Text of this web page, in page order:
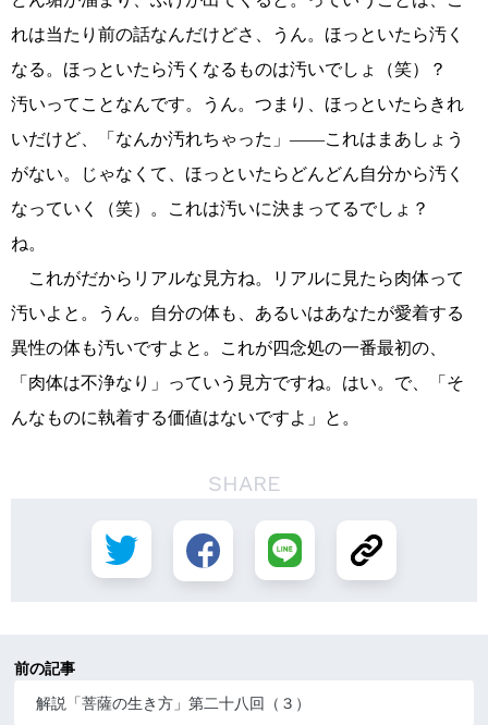
れは当たり前の話なんだけどさ、うん。ほっといたら汚く
なる。ほっといたら汚くなるものは汚いでしょ（笑）？
汚いってことなんです。うん。つまり、ほっといたらきれ
いだけど、「なんか汚れちゃった」――これはまあしょう
がない。じゃなくて、ほっといたらどんどん自分から汚く
なっていく（笑）。これは汚いに決まってるでしょ？
ね。
これがだからリアルな見方ね。リアルに見たら肉体って
汚いよと。うん。自分の体も、あるいはあなたが愛着する
異性の体も汚いですよと。これが四念処の一番最初の、
「肉体は不浄なり」っていう見方ですね。はい。で、「そ
んなものに執着する価値はないですよ」と。
SHARE
前の記事
解説「菩薩の生き方」第二十八回（３）